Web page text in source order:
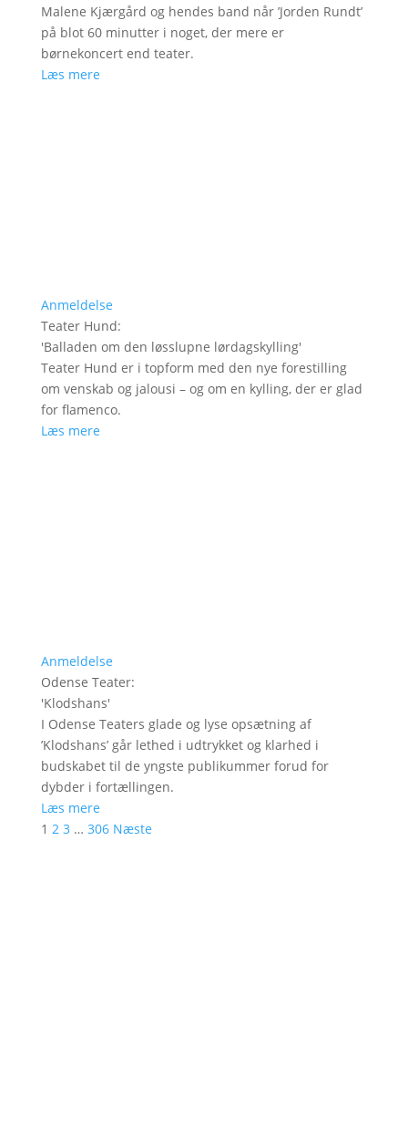
Malene Kjærgård og hendes band når ’Jorden Rundt’
på blot 60 minutter i noget, der mere er
børnekoncert end teater.
Læs mere
Anmeldelse
Teater Hund:
'Balladen om den løsslupne lørdagskylling'
Teater Hund er i topform med den nye forestilling
om venskab og jalousi – og om en kylling, der er glad
for flamenco.
Læs mere
Anmeldelse
Odense Teater:
'Klodshans'
I Odense Teaters glade og lyse opsætning af
’Klodshans’ går lethed i udtrykket og klarhed i
budskabet til de yngste publikummer forud for
dybder i fortællingen.
Læs mere
1 2 3 … 306 Næste